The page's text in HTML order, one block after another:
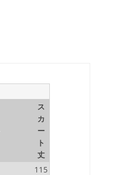
ス
カ
ー
ト
丈
115